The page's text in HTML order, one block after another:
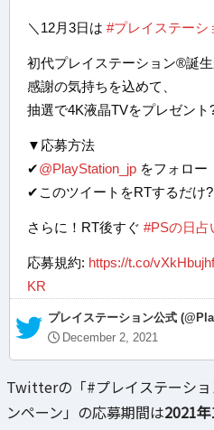
＼12月3日は #プレイステーシ
初代プレイステーション®誕
感謝の気持ちを込めて、
抽選で4K液晶TVをプレゼント
▼応募方法
✔︎@PlayStation_jp をフォロー
✔︎このツイートをRTするだけ?
さらに！RT後すぐ #PSの日占
応募規約: https://t.co/
KR
— プレイステーション公式
December 2, 2021
Twitterの「#プレイステーシ
ンペーン」の応募期間は2021